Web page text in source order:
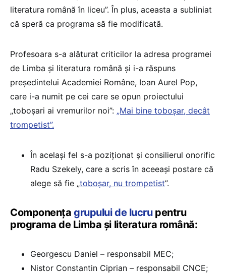
literatura română în liceu”. În plus, aceasta a subliniat
că speră ca programa să fie modificată.
Profesoara s-a alăturat criticilor la adresa programei
de Limba și literatura română și i-a răspuns
președintelui Academiei Române, Ioan Aurel Pop,
care i-a numit pe cei care se opun proiectului
„toboșari ai vremurilor noi”: „Mai bine toboșar, decât
trompetist”.
În același fel s-a poziționat și consilierul onorific
Radu Szekely, care a scris în aceeași postare că
alege să fie „toboșar, nu trompetist”.
Componențagrupului de lucrupentru
programa de Limba și literatura română:
Georgescu Daniel – responsabil MEC;
Nistor Constantin Ciprian – responsabil CNCE;